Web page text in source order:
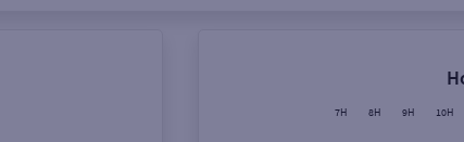
€
7H 8H 9H 10H